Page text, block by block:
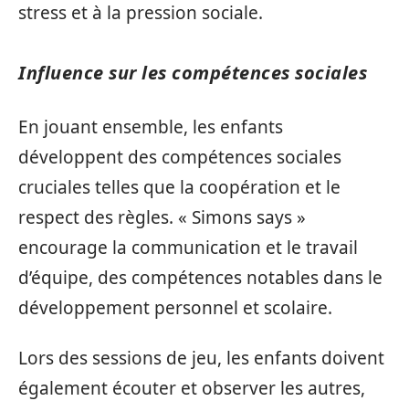
stress et à la pression sociale.
Influence sur les compétences sociales
En jouant ensemble, les enfants
développent des compétences sociales
cruciales telles que la coopération et le
respect des règles. « Simons says »
encourage la communication et le travail
d’équipe, des compétences notables dans le
développement personnel et scolaire.
Lors des sessions de jeu, les enfants doivent
également écouter et observer les autres,